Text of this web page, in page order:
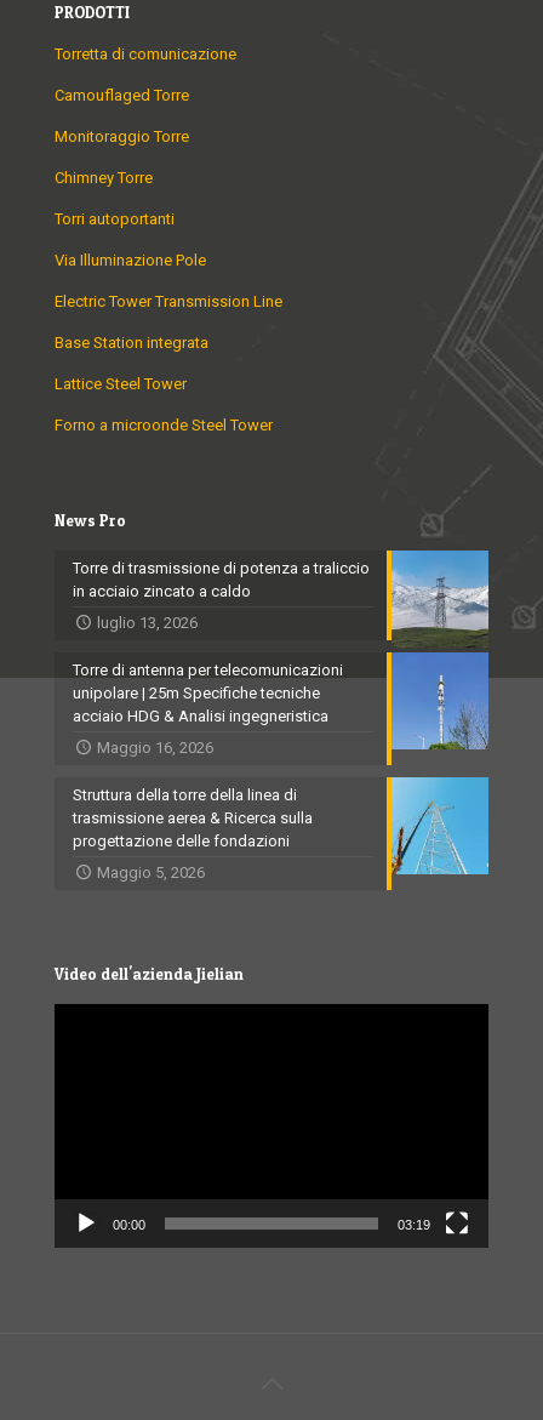
PRODOTTI
Torretta di comunicazione
Camouflaged Torre
Monitoraggio Torre
Chimney Torre
Torri autoportanti
Via Illuminazione Pole
Electric Tower Transmission Line
Base Station integrata
Lattice Steel Tower
Forno a microonde Steel Tower
News Pro
Torre di trasmissione di potenza a traliccio
in acciaio zincato a caldo
luglio 13, 2026
Torre di antenna per telecomunicazioni
unipolare | 25m Specifiche tecniche
acciaio HDG & Analisi ingegneristica
Maggio 16, 2026
Struttura della torre della linea di
trasmissione aerea & Ricerca sulla
progettazione delle fondazioni
Maggio 5, 2026
Video dell'azienda Jielian
00:00 03:19